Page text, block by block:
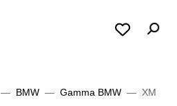
BMW Gamma BMW XM